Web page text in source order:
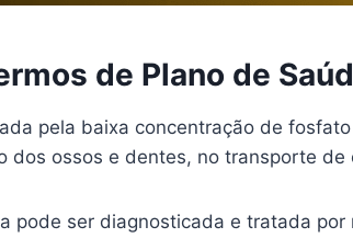
de Plano de
pela baixa concentração de
ossos e dentes, no transporte
pode ser diagnosticada e tratada